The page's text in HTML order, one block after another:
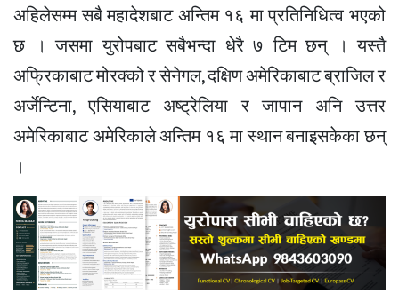
अहिलेसम्म सबै महादेशबाट अन्तिम १६ मा प्रतिनिधित्व भएको
छ । जसमा युरोपबाट सबैभन्दा धेरै ७ टिम छन् । यस्तै
अफ्रिकाबाट मोरक्को र सेनेगल, दक्षिण अमेरिकाबाट ब्राजिल र
अर्जेन्टिना, एसियाबाट अष्ट्रेलिया र जापान अनि उत्तर
अमेरिकाबाट अमेरिकाले अन्तिम १६ मा स्थान बनाइसकेका छन्
।